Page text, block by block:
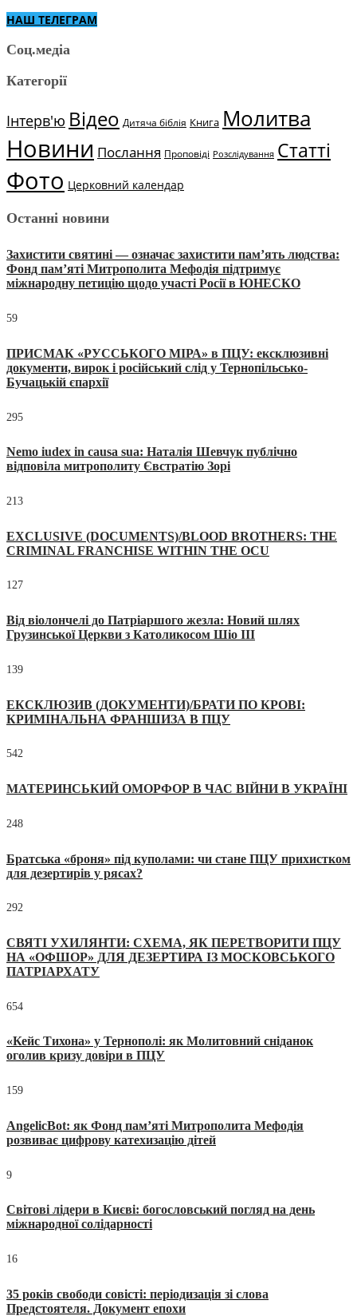
НАШ ТЕЛЕГРАМ
Соц.медіа
Категорії
Інтерв'ю Відео Дитяча біблія Книга Молитва
Новини Послання Проповіді Розслідування Статті
Фото Церковний календар
Останні новини
Захистити святині — означає захистити пам’ять людства:
Фонд пам’яті Митрополита Мефодія підтримує
міжнародну петицію щодо участі Росії в ЮНЕСКО
59
ПРИСМАК «РУССЬКОГО МІРА» в ПЦУ: ексклюзивні
документи, вирок і російський слід у Тернопільсько-
Бучацькій єпархії
295
Nemo iudex in causa sua: Наталія Шевчук публічно
відповіла митрополиту Євстратію Зорі
213
EXCLUSIVE (DOCUMENTS)/BLOOD BROTHERS: THE
CRIMINAL FRANCHISE WITHIN THE OCU
127
Від віолончелі до Патріаршого жезла: Новий шлях
Грузинської Церкви з Католикосом Шіо III
139
ЕКСКЛЮЗИВ (ДОКУМЕНТИ)/БРАТИ ПО КРОВІ:
КРИМІНАЛЬНА ФРАНШИЗА В ПЦУ
542
МАТЕРИНСЬКИЙ ОМОРФОР В ЧАС ВІЙНИ В УКРАЇНІ
248
Братська «броня» під куполами: чи стане ПЦУ прихистком
для дезертирів у рясах?
292
СВЯТІ УХИЛЯНТИ: СХЕМА, ЯК ПЕРЕТВОРИТИ ПЦУ
НА «ОФШОР» ДЛЯ ДЕЗЕРТИРА ІЗ МОСКОВСЬКОГО
ПАТРІАРХАТУ
654
«Кейс Тихона» у Тернополі: як Молитовний сніданок
оголив кризу довіри в ПЦУ
159
AngelicBot: як Фонд пам’яті Митрополита Мефодія
розвиває цифрову катехизацію дітей
9
Світові лідери в Києві: богословський погляд на день
міжнародної солідарності
16
35 років свободи совісті: періодизація зі слова
Предстоятеля. Документ епохи